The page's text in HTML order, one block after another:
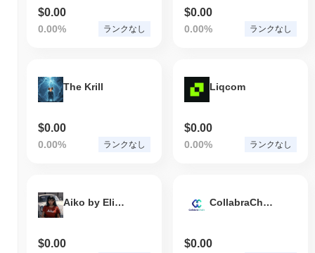
$0.00
0.00% ランクなし
$0.00
0.00% ランクなし
The Krill
$0.00
0.00% ランクなし
Liqcom
$0.00
0.00% ランクなし
Aiko by ElizaOS
$0.00
CollabraChain
$0.00